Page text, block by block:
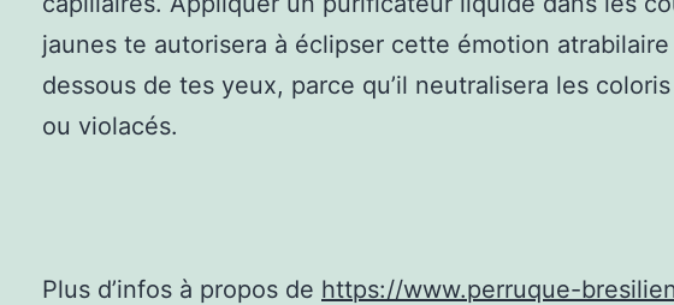
jaunes te autorisera à éclipser cette émotion
dessous de tes yeux, parce qu’il neutralisera les
ou violacés.
Plus d’infos à propos de https://www.perruque-